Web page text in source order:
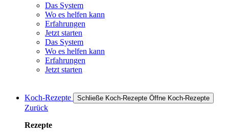
Das System
Wo es helfen kann
Erfahrungen
Jetzt starten
Das System
Wo es helfen kann
Erfahrungen
Jetzt starten
Koch-Rezepte Schließe Koch-Rezepte Öffne Koch-Rezepte
Zurück
Rezepte